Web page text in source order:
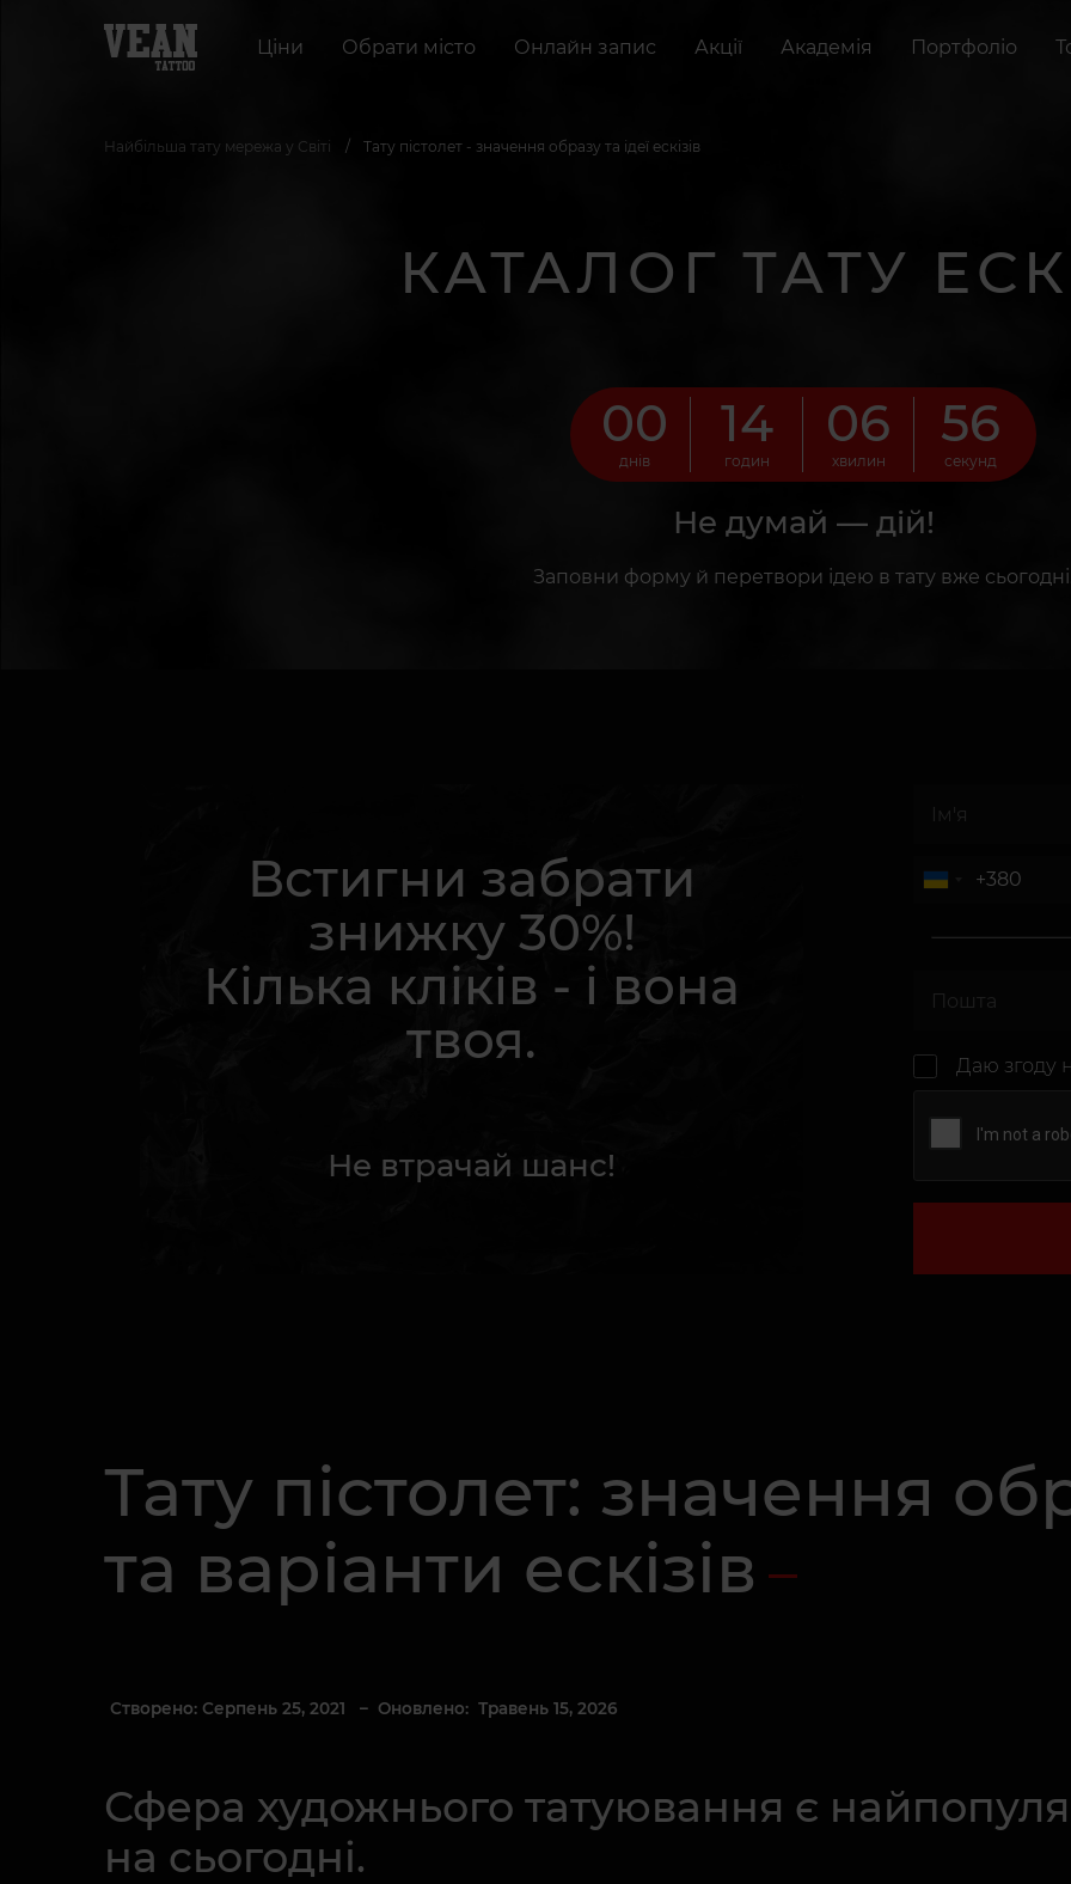
Ціни Обрати місто Онлайн запис Акції Академія Портфоліо
Найбільша тату мережа у Світі Тату пістолет - значення образу та ідеї ескізів
КАТАЛОГ ТАТУ
00
днів
14
годин
06
хвилин
55
секунд
Не думай — дій!
Заповни форму й перетвори ідею в тату вже сьогодні.
Встигни забрати
знижку 30%!
Кілька кліків - і вона
твоя.
Не втрачай шанс!
Даю згоду
Тату пістолет: значення
та варіанти ескізів
Створено: Серпень 25, 2021 – Оновлено: Травень 15, 2026
Сфера художнього татуювання є
на сьогодні.